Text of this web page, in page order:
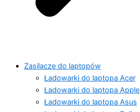
Zasilacze do laptopów
Ładowarki do laptopa Acer
Ładowarki do laptopa Apple
Ładowarki do laptopa Asus